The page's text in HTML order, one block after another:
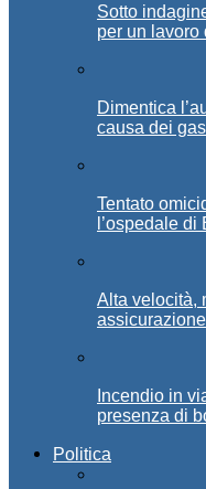
Sotto
per un lavoro
Dimentica
causa dei
Tentato
l’ospedale
Alta velocità,
Incendio in
presenza di
Politica